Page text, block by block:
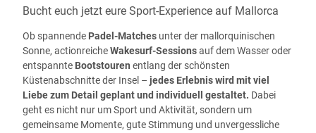
Bucht euch jetzt eure Sport-Experience auf Mallorca
Ob spannende Padel-Matches unter der mallorquinischen
Sonne, actionreicheWakesurf-Sessionsauf dem Wasser oder
entspannte Bootstouren entlang der schönsten
Küstenabschnitte der Insel – jedes Erlebnis wird mit viel
Liebe zum Detail geplant und individuell gestaltet. Dabei
geht es nicht nur um Sport und Aktivität, sondern um
gemeinsame Momente, gute Stimmung und unvergessliche